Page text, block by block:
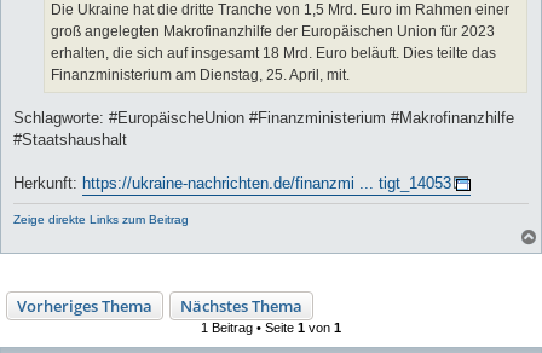
Die Ukraine hat die dritte Tranche von 1,5 Mrd. Euro im Rahmen einer
groß angelegten Makrofinanzhilfe der Europäischen Union für 2023
erhalten, die sich auf insgesamt 18 Mrd. Euro beläuft. Dies teilte das
Finanzministerium am Dienstag, 25. April, mit.
Schlagworte: #EuropäischeUnion #Finanzministerium #Makrofinanzhilfe
#Staatshaushalt
Herkunft: https://ukraine-nachrichten.de/finanzmi ... tigt_14053
Zeige direkte Links zum Beitrag
Vorheriges Thema Nächstes Thema
1 Beitrag • Seite 1 von 1